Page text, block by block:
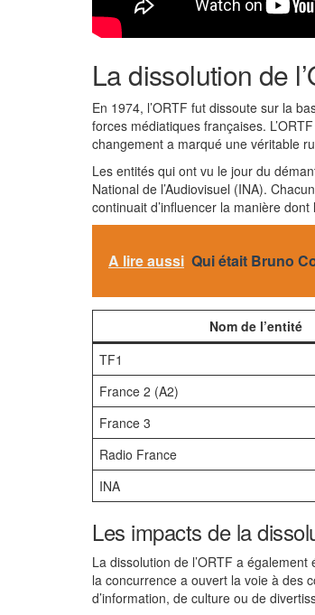
La dissolution de
En 1974, l’ORTF fut dissoute sur la
forces médiatiques françaises.
changement a marqué une véritable
Les entités qui ont vu le jour du
National de l’Audiovisuel (INA).
continuait d’influencer la manière
A lire aussi Qui était Bruno
Nom de l’entité
TF1
France 2 (A2)
France 3
Radio France
INA
Les impacts de la
La dissolution de l’ORTF a
la concurrence a ouvert la voie à des
d’information, de culture ou de